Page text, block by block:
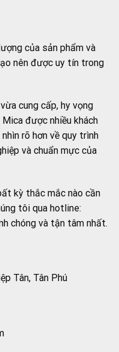
của sản phẩm và
nên được uy tín trong
cung cấp, hy vọng
được nhiều khách
rõ hơn về quy trình
và chuẩn mực của
kỳ thắc mắc nào cần
tôi qua hotline:
chóng và tận tâm nhất.
Tân, Tân Phú